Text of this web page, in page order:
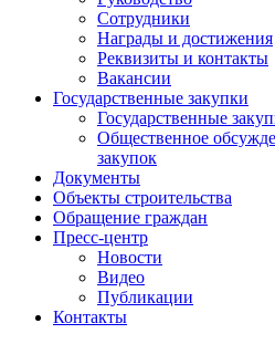
Сотрудники
Награды и достижения
Реквизиты и контакты
Вакансии
Государственные закупки
Государственные
Общественное
закупок
Документы
Объекты строительства
Обращение граждан
Пресс-центр
Новости
Видео
Публикации
Контакты